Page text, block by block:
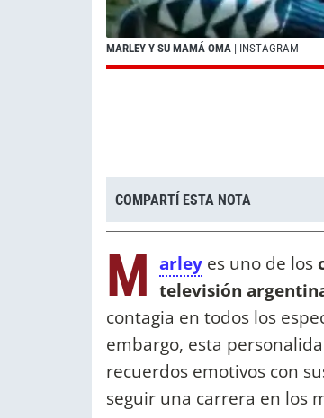
MARLEY Y SU MAMÁ OMA | INSTAGRAM
COMPARTÍ ESTA NOTA
M arley es uno de los
televisión
contagia en todos los
embargo, esta
recuerdos emotivos con
seguir una carrera en los